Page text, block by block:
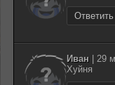
Ответить
Иван | 29
Хуйня